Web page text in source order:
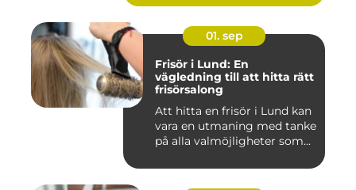
01. sep
Frisör i Lund: En
vägledning till att hitta rätt
frisörsalong
Att hitta en frisör i Lund kan
vara en utmaning med tanke
på alla valmöjligheter som...